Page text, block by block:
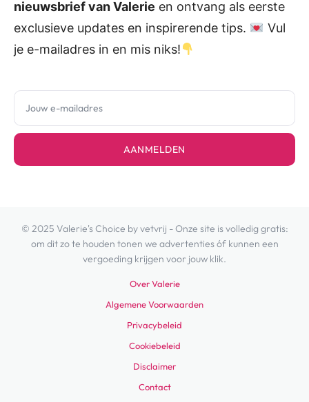
nieuwsbrief van Valerie en ontvang als eerste
exclusieve updates en inspirerende tips.
Vul
je e-mailadres in en mis niks!
AANMELDEN
© 2025 Valerie's Choice by vetvrij - Onze site is volledig gratis:
om dit zo te houden tonen we advertenties óf kunnen een
vergoeding krijgen voor jouw klik.
Over Valerie
Algemene Voorwaarden
Privacybeleid
Cookiebeleid
Disclaimer
Contact